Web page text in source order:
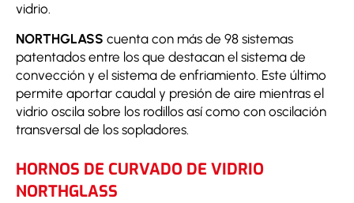
vidrio.
NORTHGLASS cuenta con más de 98 sistemas
patentados entre los que destacan el sistema de
convección y el sistema de enfriamiento. Este último
permite aportar caudal y presión de aire mientras el
vidrio oscila sobre los rodillos así como con oscilación
transversal de los sopladores.
HORNOS DE CURVADO DE VIDRIO
NORTHGLASS